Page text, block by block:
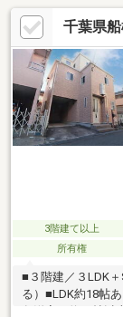
もすっきりと収納
や時間を気にせず
完備・防犯カメラ
切なご家族の安
っかぽっかにっ
分）と、お子様の
千葉県
3階建て以上
所有権
■３階建／３LDK
る）■LDK約18帖